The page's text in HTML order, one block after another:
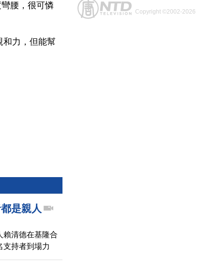
腰，很可憐
和力，但能幫
是親人
賴清德在基隆合
支持者到場力
主權、要尊嚴、
Copyright ©2002-2026